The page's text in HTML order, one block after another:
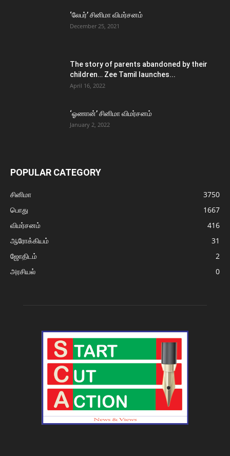
‘லேபர்’ சினிமா விமர்சனம்
December 25, 2021
The story of parents abandoned by their
children… Zee Tamil launches...
April 16, 2022
‘ஓணான்’ சினிமா விமர்சனம்
January 2, 2022
POPULAR CATEGORY
சினிமா
3750
பொது
1667
விமர்சனம்
416
ஆரோக்கியம்
31
ஜோதிடம்
2
அரசியல்
0